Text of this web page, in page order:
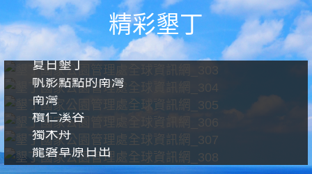
精彩墾丁
夏日墾丁
帆影點點的南灣
南灣
欖仁溪谷
獨木舟
龍磐草原日出